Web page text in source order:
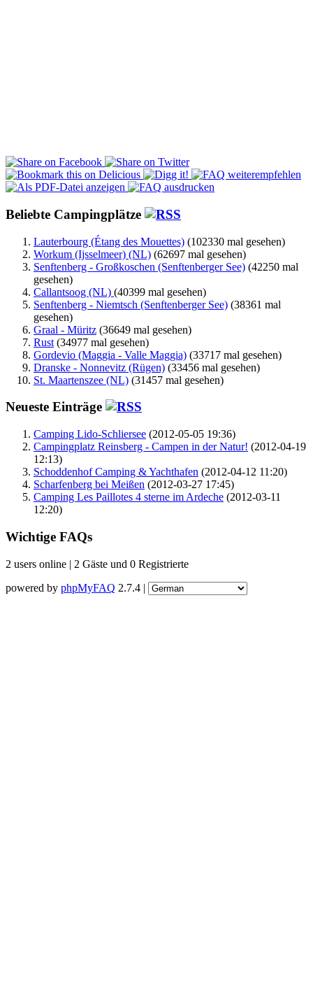
Beliebte Campingplätze
Lauterbourg (Étang des Mouettes) (102330 mal gesehen)
Workum (Ijsselmeer) (NL) (62697 mal gesehen)
Senftenberg - Großkoschen (Senftenberger See) (42250 mal
gesehen)
Callantsoog (NL) (40399 mal gesehen)
Senftenberg - Niemtsch (Senftenberger See) (38361 mal
gesehen)
Graal - Müritz (36649 mal gesehen)
Rust (34977 mal gesehen)
Gordevio (Maggia - Valle Maggia) (33717 mal gesehen)
Dranske - Nonnevitz (Rügen) (33456 mal gesehen)
St. Maartenszee (NL) (31457 mal gesehen)
Neueste Einträge
Camping Lido-Schliersee (2012-05-05 19:36)
Campingplatz Reinsberg - Campen in der Natur! (2012-04-19
12:13)
Schoddenhof Camping & Yachthafen (2012-04-12 11:20)
Scharfenberg bei Meißen (2012-03-27 17:45)
Camping Les Paillotes 4 sterne im Ardeche (2012-03-11
12:20)
Wichtige FAQs
2 users online | 2 Gäste und 0 Registrierte
powered by phpMyFAQ 2.7.4 |